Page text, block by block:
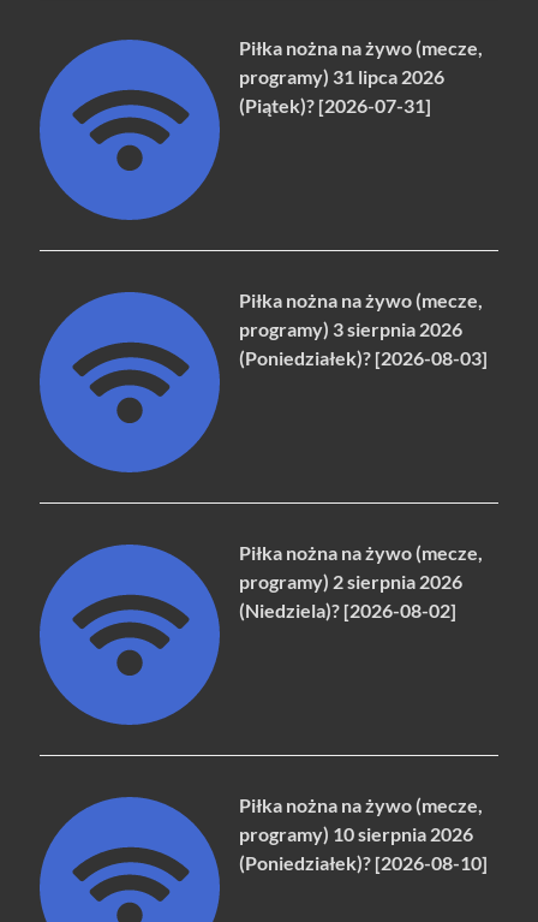
Piłka nożna na żywo (mecze,
programy) 31 lipca 2026
(Piątek)? [2026-07-31]
Piłka nożna na żywo (mecze,
programy) 3 sierpnia 2026
(Poniedziałek)? [2026-08-03]
Piłka nożna na żywo (mecze,
programy) 2 sierpnia 2026
(Niedziela)? [2026-08-02]
Piłka nożna na żywo (mecze,
programy) 10 sierpnia 2026
(Poniedziałek)? [2026-08-10]